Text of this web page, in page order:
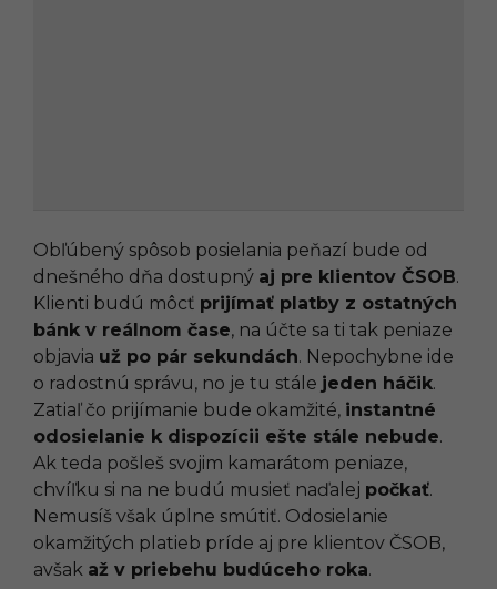
Obľúbený spôsob posielania peňazí bude od
dnešného dňa dostupný aj pre klientov ČSOB.
Klienti budú môcť prijímať platby z ostatných
bánk v reálnom čase, na účte sa ti tak peniaze
objavia už po pár sekundách. Nepochybne ide
o radostnú správu, no je tu stále jeden háčik.
Zatiaľ čo prijímanie bude okamžité, instantné
odosielanie k dispozícii ešte stále nebude.
Ak teda pošleš svojim kamarátom peniaze,
chvíľku si na ne budú musieť naďalej počkať.
Nemusíš však úplne smútiť. Odosielanie
okamžitých platieb príde aj pre klientov ČSOB,
avšak až v priebehu budúceho roka.